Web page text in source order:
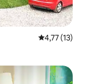
Gemiddelde
4,77 (13)